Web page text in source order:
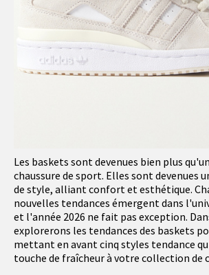
Les baskets sont devenues bien plus
chaussure de sport. Elles sont devenues
de style, alliant confort et esthétique.
nouvelles tendances émergent dans
et l'année 2026 ne fait pas exception.
explorerons les tendances des baskets
mettant en avant cinq styles tendance
touche de fraîcheur à votre collection de